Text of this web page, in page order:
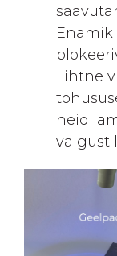
Lihtne
neid
valgust